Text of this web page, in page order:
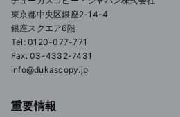
東京都中央区銀座2-14-4
銀座スクエア6階
Tel: 0120-077-771
Fax: 03-4332-7431
info@dukascopy.jp
重要情報